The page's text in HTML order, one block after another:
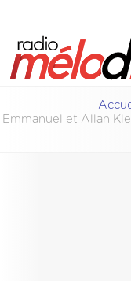
Emmanuel et Allan